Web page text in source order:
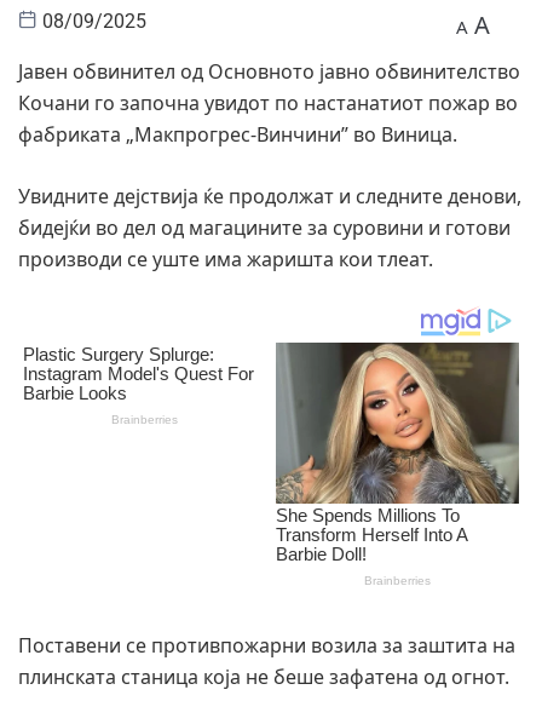
08/09/2025 A A
Јавен обвинител од Основното јавно обвинителство
Кочани го започна увидот по настанатиот пожар во
фабриката „Макпрогрес-Винчини” во Виница.
Увидните дејствија ќе продолжат и следните денови,
бидејќи во дел од магацините за суровини и готови
производи се уште има жаришта кои тлеат.
Поставени се противпожарни возила за заштита на
плинската станица која не беше зафатена од огнот.